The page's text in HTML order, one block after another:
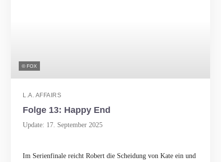
© FOX
L.A. AFFAIRS
Folge 13: Happy End
Update: 17. September 2025
Im Serienfinale reicht Robert die Scheidung von Kate ein und